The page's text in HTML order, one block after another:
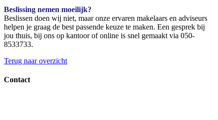
Beslissing nemen moeilijk?
Beslissen doen wij niet, maar onze ervaren makelaars en adviseurs
helpen je graag de best passende keuze te maken. Een gesprek bij
jou thuis, bij ons op kantoor of online is snel gemaakt via 050-
8533733.
Terug naar overzicht
Contact